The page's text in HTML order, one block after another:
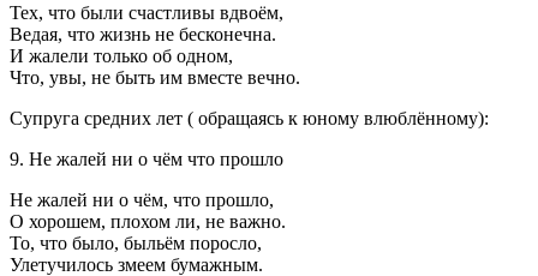
Тех, что были счастливы вдвоём,
Ведая, что жизнь не бесконечна.
И жалели только об одном,
Что, увы, не быть им вместе вечно.
Супруга средних лет ( обращаясь к юному влюблённому):
9. Не жалей ни о чём что прошло
Не жалей ни о чём, что прошло,
О хорошем, плохом ли, не важно.
То, что было, быльём поросло,
Улетучилось змеем бумажным.